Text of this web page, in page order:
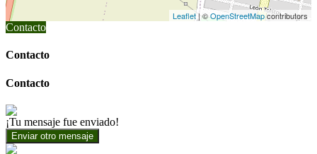
Leaflet| ©OpenStreetMapcontributors
Contacto
Contacto
Contacto
¡Tu mensaje fue enviado!
Enviar otro mensaje